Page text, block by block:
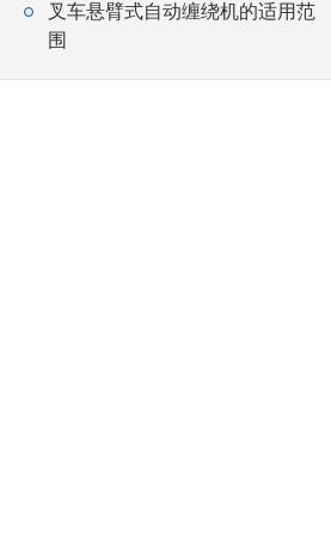
叉车悬臂式自动缠绕机的适用范
围